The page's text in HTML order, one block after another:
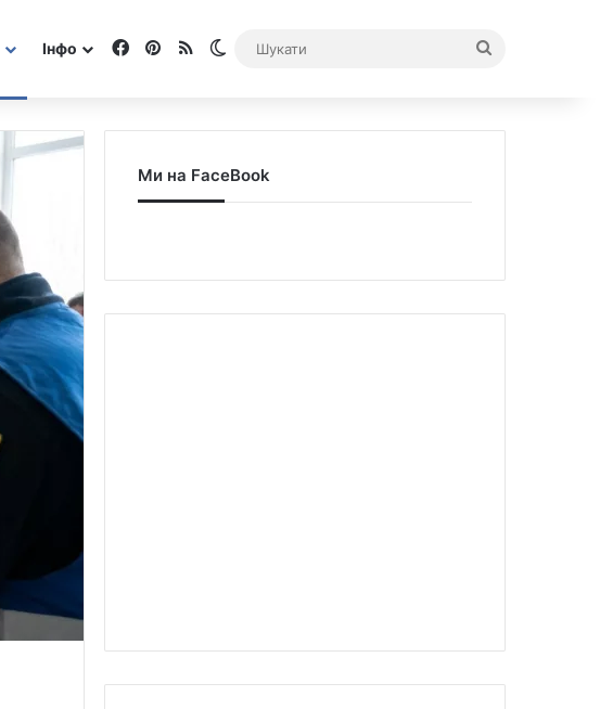
Інфо Facebook
Pinterest
RSS Switch skin
Ми на FaceBook